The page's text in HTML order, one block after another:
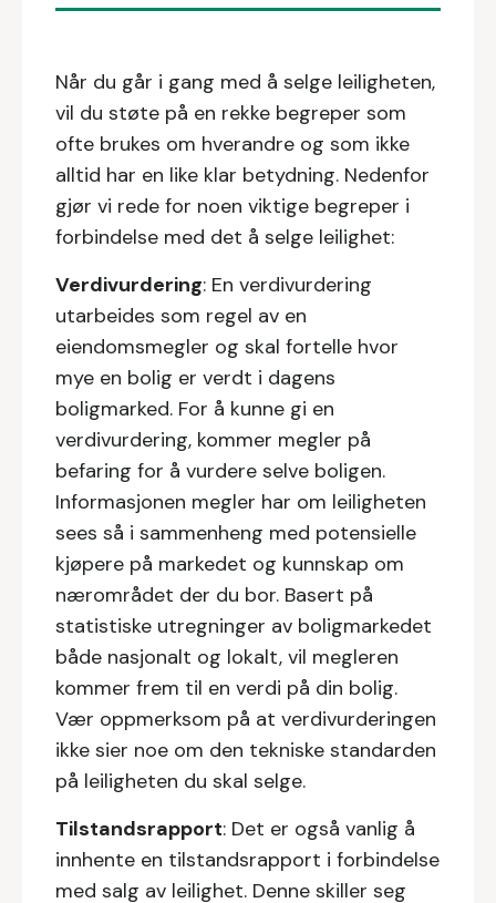
Når du går i gang med å selge leiligheten,
vil du støte på en rekke begreper som
ofte brukes om hverandre og som ikke
alltid har en like klar betydning. Nedenfor
gjør vi rede for noen viktige begreper i
forbindelse med det å selge leilighet:
Verdivurdering: En verdivurdering
utarbeides som regel av en
eiendomsmegler og skal fortelle hvor
mye en bolig er verdt i dagens
boligmarked. For å kunne gi en
verdivurdering, kommer megler på
befaring for å vurdere selve boligen.
Informasjonen megler har om leiligheten
sees så i sammenheng med potensielle
kjøpere på markedet og kunnskap om
nærområdet der du bor. Basert på
statistiske utregninger av boligmarkedet
både nasjonalt og lokalt, vil megleren
kommer frem til en verdi på din bolig.
Vær oppmerksom på at verdivurderingen
ikke sier noe om den tekniske standarden
på leiligheten du skal selge.
Tilstandsrapport: Det er også vanlig å
innhente en tilstandsrapport i forbindelse
med salg av leilighet. Denne skiller seg